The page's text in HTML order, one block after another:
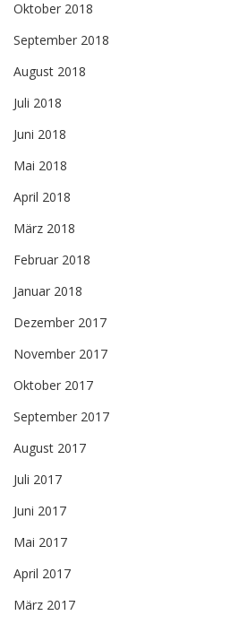
Oktober 2018
September 2018
August 2018
Juli 2018
Juni 2018
Mai 2018
April 2018
März 2018
Februar 2018
Januar 2018
Dezember 2017
November 2017
Oktober 2017
September 2017
August 2017
Juli 2017
Juni 2017
Mai 2017
April 2017
März 2017